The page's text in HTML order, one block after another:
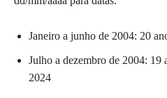
Janeiro a junho de 2004: 20
Julho a dezembro de 2004: 19
2024